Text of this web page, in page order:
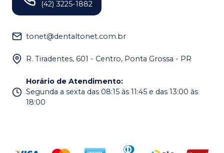
(42) 3225-1882
tonet@dentaltonet.com.br
R. Tiradentes, 601 - Centro, Ponta Grossa - PR
Horário de Atendimento:
Segunda a sexta das 08:15 às 11:45 e das 13:00 às
18:00